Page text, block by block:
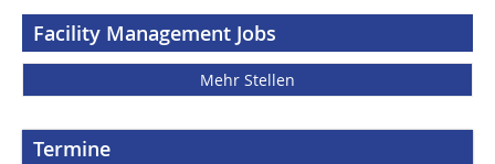
Facility Management Jobs
Mehr Stellen
Termine